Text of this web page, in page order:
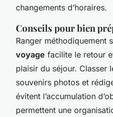
changements d’horaires.
Conseils pour bien
Ranger méthodiquement
voyage facilite le retour
plaisir du séjour. Classer
souvenirs photos et
évitent l’accumulation
permettent une